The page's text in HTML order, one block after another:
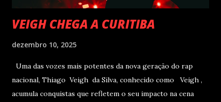
VEIGH CHEGA A CURITIBA
dezembro 10, 2025
Uma das vozes mais potentes da nova geração do rap
nacional, Thiago Veigh da Silva, conhecido como Veigh ,
acumula conquistas que refletem o seu impacto na cena